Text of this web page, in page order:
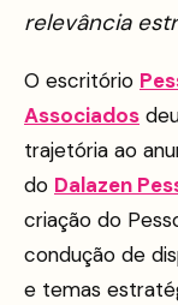
relevância
O escritório
Associados
trajetória ao
do Dalazen
criação do
condução de
e temas